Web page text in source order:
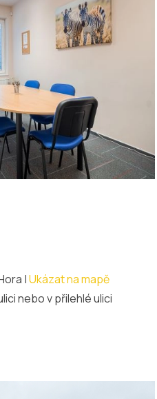
|Ukázat na mapě
nebo v přilehlé ulici